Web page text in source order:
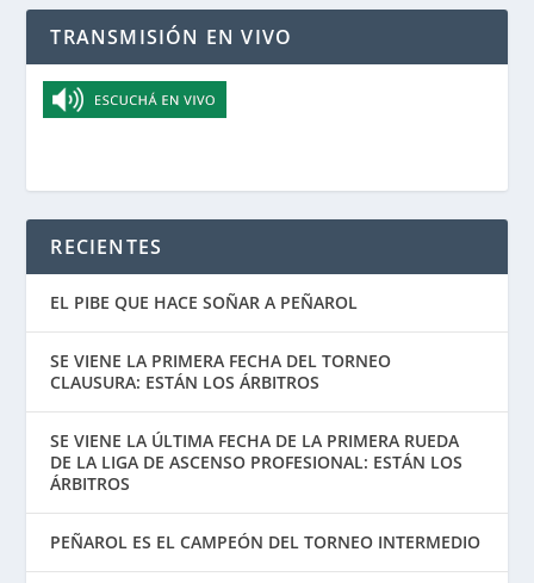
TRANSMISIÓN EN VIVO
RECIENTES
EL PIBE QUE HACE SOÑAR A PEÑAROL
SE VIENE LA PRIMERA FECHA DEL TORNEO
CLAUSURA: ESTÁN LOS ÁRBITROS
SE VIENE LA ÚLTIMA FECHA DE LA PRIMERA RUEDA
DE LA LIGA DE ASCENSO PROFESIONAL: ESTÁN LOS
ÁRBITROS
PEÑAROL ES EL CAMPEÓN DEL TORNEO INTERMEDIO